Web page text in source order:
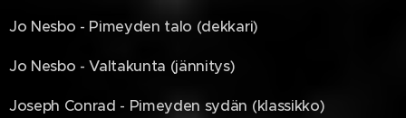
Jo Nesbo - Pimeyden talo (dekkari)
Jo Nesbo - Valtakunta (jännitys)
Joseph Conrad - Pimeyden sydän (klassikko)